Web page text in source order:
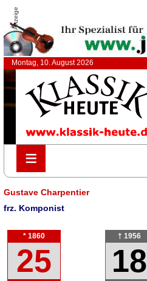
Anzeige
Montag, 10. August 2026
≡
≡
Gustave Charpentier
frz. Komponist
* 1860
25
† 1956
18